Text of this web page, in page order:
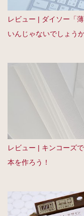
レビュー | ダイソー「
いんじゃないでしょう
レビュー | キンコーズ
本を作ろう！